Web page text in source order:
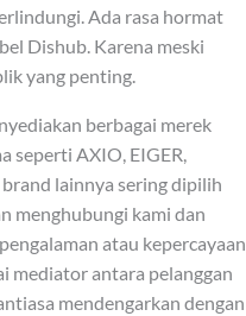
Ada rasa hormat
Dishub. Karena meski
yang penting.
berbagai merek
seperti AXIO, EIGER,
brand lainnya sering dipilih
menghubungi kami dan
atau kepercayaan
mediator antara pelanggan
mendengarkan dengan